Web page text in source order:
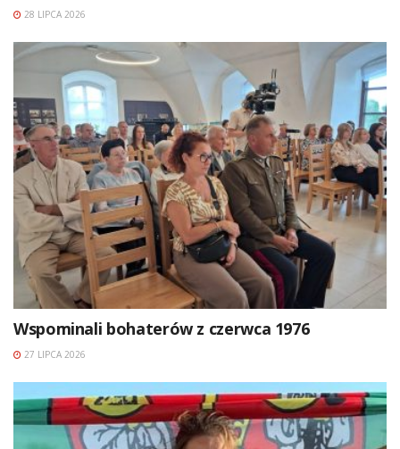
28 LIPCA 2026
Wspominali bohaterów z czerwca 1976
27 LIPCA 2026